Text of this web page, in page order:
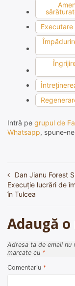
Intră pe grupul de
Whatsapp, spune-
Navigare
în
Dan Jianu Forest
Execuție lucrări de
în Tulcea
Adaugă
Adresa ta de email nu
marcate cu *
Comentariu *